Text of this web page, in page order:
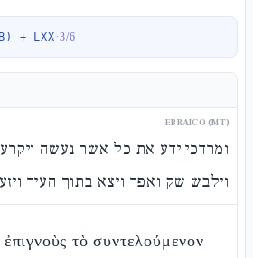
+ LXX·3/6
EBRAICO (MT)
ומרדכי ידע את כל אשר נעשה
וילבש שק ואפר ויצא בתוך העיר
τὸ συντελούμενον